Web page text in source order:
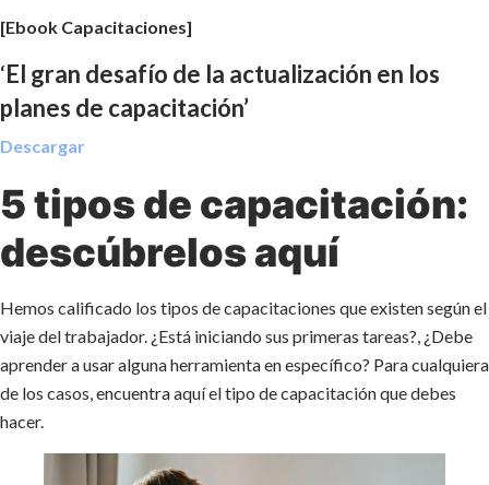
[Ebook Capacitaciones]
‘El gran desafío de la actualización en los
planes de capacitación’
Descargar
5 tipos de capacitación:
descúbrelos aquí
Hemos calificado los tipos de capacitaciones que existen según el
viaje del trabajador. ¿Está iniciando sus primeras tareas?, ¿Debe
aprender a usar alguna herramienta en específico? Para cualquiera
de los casos, encuentra aquí el tipo de capacitación que debes
hacer.